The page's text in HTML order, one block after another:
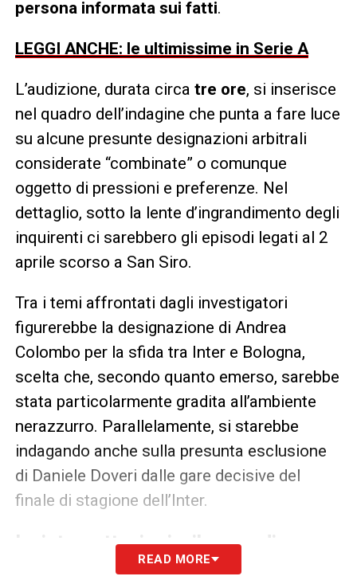
persona informata sui fatti.
LEGGI ANCHE: le ultimissime in Serie A
L’audizione, durata circa tre ore, si inserisce
nel quadro dell’indagine che punta a fare luce
su alcune presunte designazioni arbitrali
considerate “combinate” o comunque
oggetto di pressioni e preferenze. Nel
dettaglio, sotto la lente d’ingrandimento degli
inquirenti ci sarebbero gli episodi legati al 2
aprile scorso a San Siro.
Tra i temi affrontati dagli investigatori
figurerebbe la designazione di Andrea
Colombo per la sfida tra Inter e Bologna,
scelta che, secondo quanto emerso, sarebbe
stata particolarmente gradita all’ambiente
nerazzurro. Parallelamente, si starebbe
indagando anche sulla presunta esclusione
di Daniele Doveri dalle gare decisive del
finale di stagione dell’Inter.
Le intercettazioni e il nome di
READ MORE